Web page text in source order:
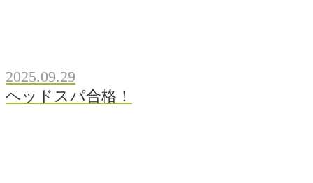
2025.09.29
ヘッドスパ合格！